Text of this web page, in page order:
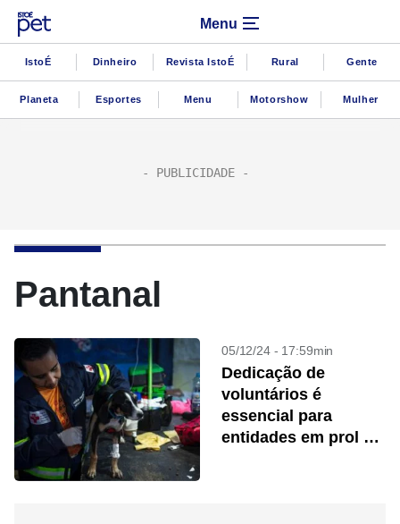
Menu
IstoÉ Dinheiro Revista IstoÉ Rural Gente
Planeta Esportes Menu Motorshow Mulher
Pantanal
05/12/24 - 17:59min
Dedicação de
voluntários é
essencial para
entidades em prol da